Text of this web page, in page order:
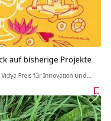
auf bisherige Projekte
Vidya Preis für Innovation und…